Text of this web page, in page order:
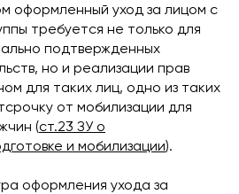
оформленный уход за лицом с
требуется не только для
подтвержденных
но и реализации прав
для таких лиц, одно из таких
от мобилизации для
(ст.23 ЗУ о
и мобилизации).
оформления ухода за